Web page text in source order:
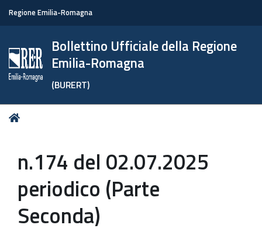
Regione Emilia-Romagna
Bollettino Ufficiale della Regione
Emilia-Romagna
(BURERT)
Tu
n.174 del 02.07.2025
periodico (Parte
Seconda)